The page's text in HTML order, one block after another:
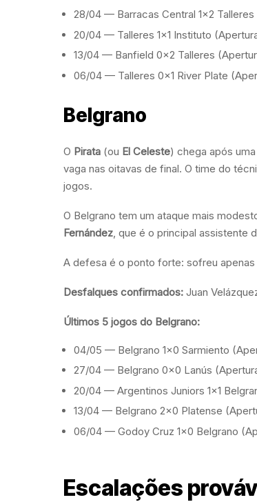
28/04 — Barracas Central 1×2 Talleres
20/04 — Talleres 1×1 Instituto
13/04 — Banfield 0×2 Talleres
06/04 — Talleres 0×1 River Plate
Belgrano
O Pirata (ou El Celeste) chega após uma
vaga nas oitavas de final. O time do
jogos.
O Belgrano tem um ataque mais
Fernández , que é o principal assistente
A defesa é o ponto forte: sofreu apenas
Desfalques confirmados: Juan
Últimos 5 jogos do Belgrano:
04/05 — Belgrano 1×0 Sarmiento
27/04 — Belgrano 0×0 Lanús
20/04 — Argentinos Juniors 1×1
13/04 — Belgrano 2×0 Platense
06/04 — Godoy Cruz 1×0 Belgrano
Escalações